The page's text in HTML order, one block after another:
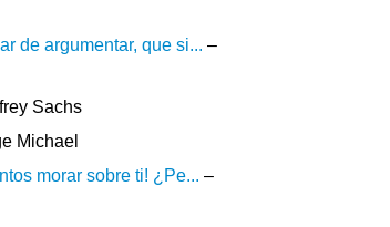
de argumentar, que si... –
Sachs
Michael
morar sobre ti! ¿Pe... –